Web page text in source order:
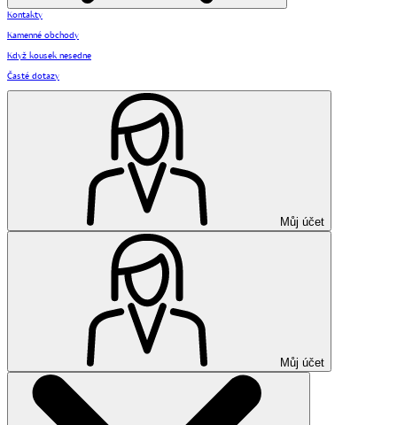
Kontakty
Kamenné obchody
Když kousek nesedne
Časté dotazy
Můj účet
Můj účet